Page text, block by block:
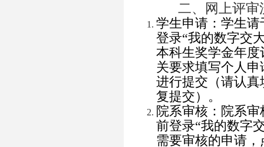
二、网上评审
学生申请：学生请
登录“我的数字交
本科生奖学金年
关要求填写个人
进行提交（请认
复提交）。
院系审核：院系
前登录“我的数字
需要审核的申请